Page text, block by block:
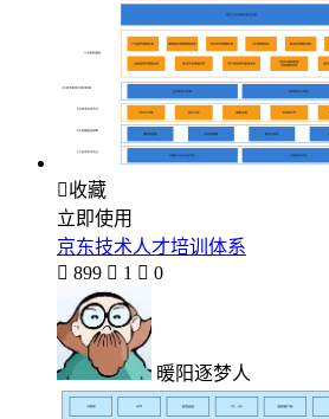
收藏
立即使用
京东技术人才培训体系
 899  1  0
暖阳逐梦人